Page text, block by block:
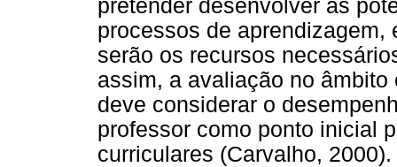
pretender desenvolver as
processos de aprendizagem,
serão os recursos
assim, a avaliação no
deve considerar o
professor como ponto inicial
curriculares (Carvalho, 2000).